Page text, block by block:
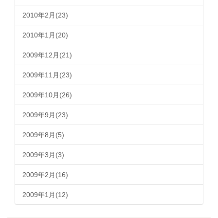
2010年2月(23)
2010年1月(20)
2009年12月(21)
2009年11月(23)
2009年10月(26)
2009年9月(23)
2009年8月(5)
2009年3月(3)
2009年2月(16)
2009年1月(12)